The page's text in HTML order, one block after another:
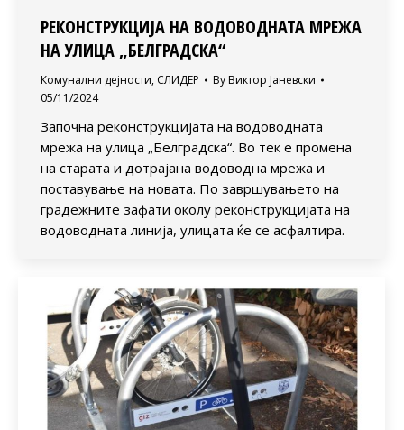
РЕКОНСТРУКЦИЈА НА ВОДОВОДНАТА МРЕЖА
НА УЛИЦА „БЕЛГРАДСКА“
Комунални дејности, СЛИДЕР By Виктор Јаневски
05/11/2024
Започна реконструкцијата на водоводната
мрежа на улица „Белградска“. Во тек е промена
на старата и дотрајана водоводна мрежа и
поставување на новата. По завршувањето на
градежните зафати околу реконструкцијата на
водоводната линија, улицата ќе се асфалтира.